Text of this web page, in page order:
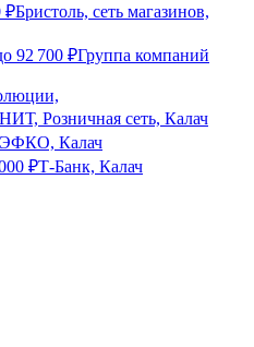
₽Бристоль, сеть магазинов,
92 700 ₽Группа компаний
Розничная сеть, Калач
ЭФКО, Калач
₽Т-Банк, Калач